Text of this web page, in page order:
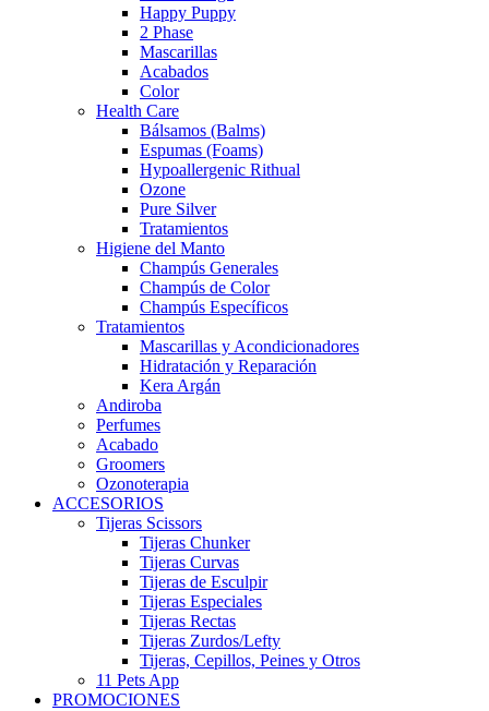
Happy Puppy
2 Phase
Mascarillas
Acabados
Color
Health Care
Bálsamos (Balms)
Espumas (Foams)
Hypoallergenic Rithual
Ozone
Pure Silver
Tratamientos
Higiene del Manto
Champús Generales
Champús de Color
Champús Específicos
Tratamientos
Mascarillas y Acondicionadores
Hidratación y Reparación
Kera Argán
Andiroba
Perfumes
Acabado
Groomers
Ozonoterapia
ACCESORIOS
Tijeras Scissors
Tijeras Chunker
Tijeras Curvas
Tijeras de Esculpir
Tijeras Especiales
Tijeras Rectas
Tijeras Zurdos/Lefty
Tijeras, Cepillos, Peines y Otros
11 Pets App
PROMOCIONES